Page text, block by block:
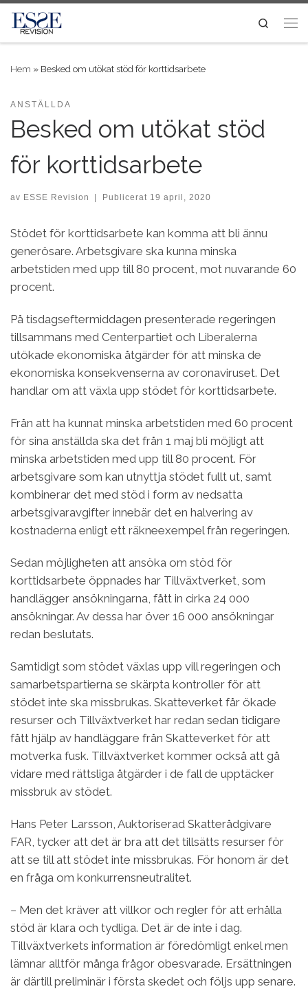
Skip to content
Search
Hem » Besked om utökat stöd för korttidsarbete
ANSTÄLLDA
Besked om utökat stöd
för korttidsarbete
av ESSE Revision Publicerat 19 april, 2020
Stödet för korttidsarbete kan komma att bli ännu
generösare. Arbetsgivare ska kunna minska
arbetstiden med upp till 80 procent, mot nuvarande 60
procent.
På tisdagseftermiddagen presenterade regeringen
tillsammans med Centerpartiet och Liberalerna
utökade ekonomiska åtgärder för att minska de
ekonomiska konsekvenserna av coronaviruset. Det
handlar om att växla upp stödet för korttidsarbete.
Från att ha kunnat minska arbetstiden med 60 procent
för sina anställda ska det från 1 maj bli möjligt att
minska arbetstiden med upp till 80 procent. För
arbetsgivare som kan utnyttja stödet fullt ut, samt
kombinerar det med stöd i form av nedsatta
arbetsgivaravgifter innebär det en halvering av
kostnaderna enligt ett räkneexempel från regeringen.
Sedan möjligheten att ansöka om stöd för
korttidsarbete öppnades har Tillväxtverket, som
handlägger ansökningarna, fått in cirka 24 000
ansökningar. Av dessa har över 16 000 ansökningar
redan beslutats.
Samtidigt som stödet växlas upp vill regeringen och
samarbetspartierna se skärpta kontroller för att
stödet inte ska missbrukas. Skatteverket får ökade
resurser och Tillväxtverket har redan sedan tidigare
fått hjälp av handläggare från Skatteverket för att
motverka fusk. Tillväxtverket kommer också att gå
vidare med rättsliga åtgärder i de fall de upptäcker
missbruk av stödet.
Hans Peter Larsson, Auktoriserad Skatterådgivare
FAR, tycker att det är bra att det tillsätts resurser för
att se till att stödet inte missbrukas. För honom är det
en fråga om konkurrensneutralitet.
− Men det kräver att villkor och regler för att erhålla
stöd är klara och tydliga. Det är de inte i dag.
Tillväxtverkets information är föredömligt enkel men
lämnar alltför många frågor obesvarade. Ersättningen
är därtill preliminär i första skedet och följs upp senare.